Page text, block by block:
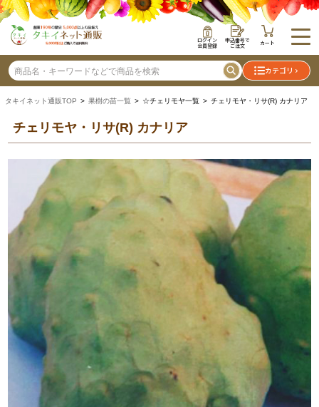
ログイン
会員登録
申込番号で
ご注文 カート
カテゴリ
タキイネット通販TOP > 果樹の苗一覧 > ☆チェリモヤ一覧 > チェリモヤ・リサ(R) カナリア
チェリモヤ・リサ(R) カナリア